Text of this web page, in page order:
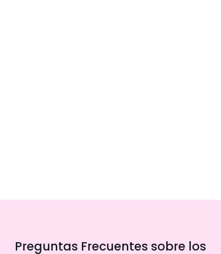
Preguntas Frecuentes sobre los